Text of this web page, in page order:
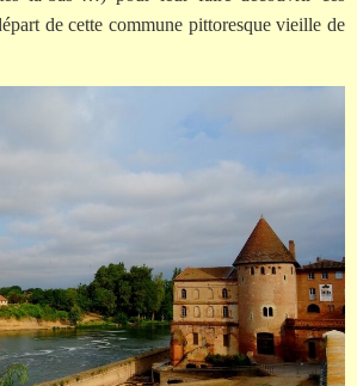
de cette commune pittoresque vieille de